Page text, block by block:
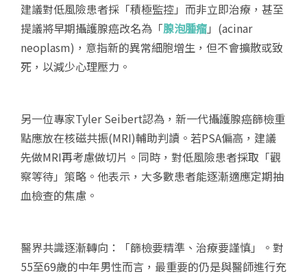
建議對低風險患者採「積極監控」而非立即治療，甚至
提議將早期攝護腺癌改名為「腺泡腫瘤」(acinar
neoplasm)，意指新的異常細胞增生，但不會擴散或致
死，以減少心理壓力。
另一位專家Tyler Seibert認為，新一代攝護腺癌篩檢重
點應放在核磁共振(MRI)輔助判讀。若PSA偏高，建議
先做MRI再考慮做切片。同時，對低風險患者採取「觀
察等待」策略。他表示，大多數患者能逐漸適應定期抽
血檢查的焦慮。
醫界共識逐漸轉向：「篩檢要精準、治療要謹慎」。對
55至69歲的中年男性而言，最重要的仍是與醫師進行充